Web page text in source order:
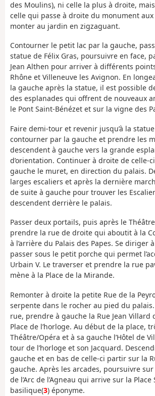
des Moulins), ni celle la plus à droite,
celle qui passe à droite du monument
monter au jardin en zigzaguant.
Contourner le petit lac par la gauche,
statue de Félix Gras, poursuivre en face,
Jean Althen pour arriver à différents
Rhône et Villeneuve les Avignon. En
la gauche après la statue, il est possible
des esplanades qui offrent de nouveaux
le Pont Saint-Bénézet et sur la vigne des
Faire demi-tour et revenir jusqu’à la
contourner par la gauche et prendre les
descendent à gauche vers la grande
d’orientation. Continuer à droite de celle-
gauche le muret, en direction du palais.
larges escaliers et après la dernière
de suite à gauche pour trouver les
descendent derrière le palais.
Passer deux portails, puis après le
prendre la rue de droite qui aboutit à la
à l’arrière du Palais des Papes. Se diriger
passer sous le petit porche qui permet
Urbain V. Le traverser et prendre la rue
mène à la Place de la Mirande.
Remonter à droite la petite Rue de la
serpente dans le rocher au pied du
rue, prendre à gauche la Rue Jean Villard
Place de l’horloge. Au début de la place,
Théâtre/Opéra et à sa gauche l’Hôtel de
tour de l’horloge et son Jacquard.
gauche et en bas de celle-ci partir sur la
gauche. Après les arcades, poursuivre
de l’Arc de l’Agneau qui arrive sur la
basilique(3) éponyme.